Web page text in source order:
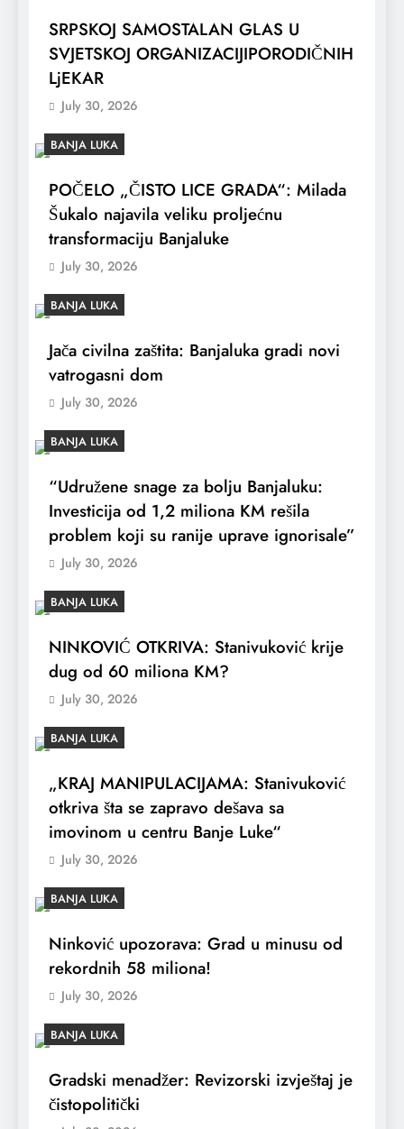
SRPSKOJ SAMOSTALAN GLAS U
SVJETSKOJ ORGANIZACIJIPORODIČNIH
LjEKAR
July 30, 2026
BANJA LUKA
POČELO „ČISTO LICE GRADA“: Milada
Šukalo najavila veliku proljećnu
transformaciju Banjaluke
July 30, 2026
BANJA LUKA
Jača civilna zaštita: Banjaluka gradi novi
vatrogasni dom
July 30, 2026
BANJA LUKA
“Udružene snage za bolju Banjaluku:
Investicija od 1,2 miliona KM rešila
problem koji su ranije uprave ignorisale”
July 30, 2026
BANJA LUKA
NINKOVIĆ OTKRIVA: Stanivuković krije
dug od 60 miliona KM?
July 30, 2026
BANJA LUKA
„KRAJ MANIPULACIJAMA: Stanivuković
otkriva šta se zapravo dešava sa
imovinom u centru Banje Luke“
July 30, 2026
BANJA LUKA
Ninković upozorava: Grad u minusu od
rekordnih 58 miliona!
July 30, 2026
BANJA LUKA
Gradski menadžer: Revizorski izvještaj je
čistopolitički